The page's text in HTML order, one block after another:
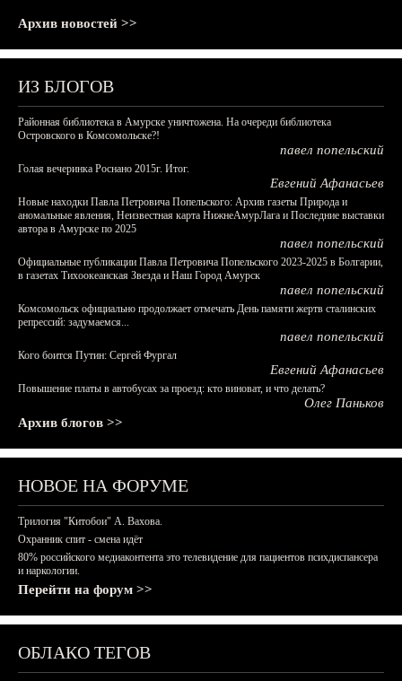
Архив новостей >>
ИЗ БЛОГОВ
Районная библиотека в Амурске уничтожена. На очереди библиотека
Островского в Комсомольске?!
павел попельский
Голая вечеринка Роснано 2015г. Итог.
Евгений Афанасьев
Новые находки Павла Петровича Попельского: Архив газеты Природа и
аномальные явления, Неизвестная карта НижнеАмурЛага и Последние выставки
автора в Амурске по 2025
павел попельский
Официальные публикации Павла Петровича Попельского 2023-2025 в Болгарии,
в газетах Тихоокеанская Звезда и Наш Город Амурск
павел попельский
Комсомольск официально продолжает отмечать День памяти жертв сталинских
репрессий: задумаемся...
павел попельский
Кого боится Путин: Сергей Фургал
Евгений Афанасьев
Повышение платы в автобусах за проезд: кто виноват, и что делать?
Олег Паньков
Архив блогов >>
НОВОЕ НА ФОРУМЕ
Трилогия "Китобои" А. Вахова.
Охранник спит - смена идёт
80% российского медиаконтента это телевидение для пациентов психдиспансера
и наркологии.
Перейти на форум >>
ОБЛАКО ТЕГОВ